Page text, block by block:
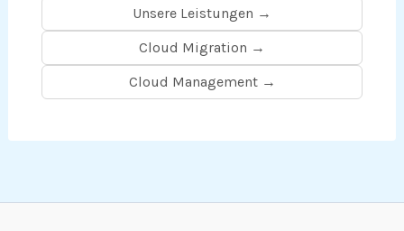
Unsere Leistungen →
Cloud Migration →
Cloud Management →